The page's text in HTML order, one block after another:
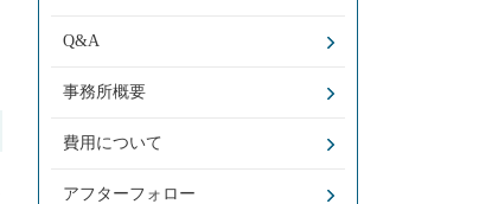
Q&A
事務所概要
費用について
アフターフォロー